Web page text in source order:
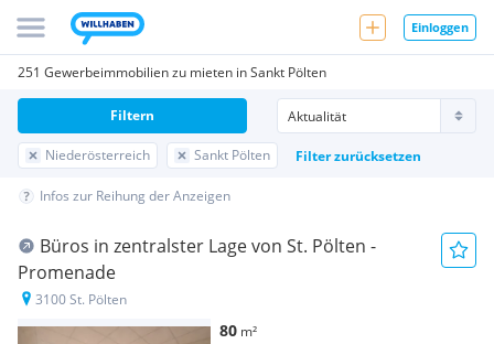
Einloggen
251 Gewerbeimmobilien zu mieten in Sankt Pölten
Niederösterreich Sankt Pölten Filter zurücksetzen
Filtern
Infos zur Reihung der Anzeigen
Büros in zentralster Lage von St. Pölten -
Promenade
3100 St. Pölten
80 m²